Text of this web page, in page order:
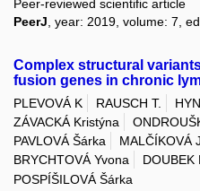
Peer-reviewed scientific article
PeerJ, year: 2019, volume: 7,
Complex structural
fusion genes in chronic
PLEVOVÁ K RAUSCH T.
ZÁVACKÁ Kristýna
PAVLOVÁ Šárka
MALČÍKOVÁ
BRYCHTOVÁ Yvona
DOUBEK
POSPÍŠILOVÁ Šárka